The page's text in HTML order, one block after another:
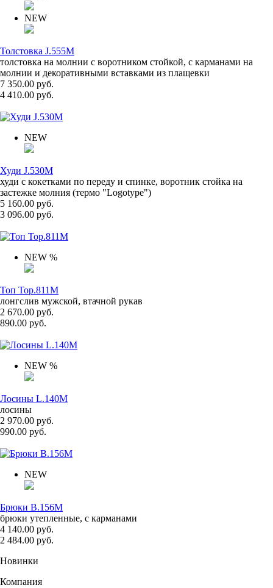
NEW
Толстовка J.555M
толстовка на молнии с воротником стойкой, с карманами на
молнии и декоративными вставками из плащевки
7 350.00 руб.
4 410.00 руб.
NEW
Худи J.530M
худи с кокетками по переду и спинке, воротник стойка на
застежке молния (термо "Logotype")
5 160.00 руб.
3 096.00 руб.
NEW %
Топ Top.811M
лонгслив мужской, втачной рукав
2 670.00 руб.
890.00 руб.
NEW %
Лосины L.140M
лосины
2 970.00 руб.
990.00 руб.
NEW
Брюки B.156M
брюки утепленные, с карманами
4 140.00 руб.
2 484.00 руб.
Новинки
Компания